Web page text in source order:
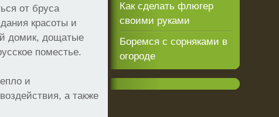
от бруса
красоты и
домик, дощатые
поместье.
и
а также
Как сделать флюгер
своими руками
Боремся с сорняками в
огороде